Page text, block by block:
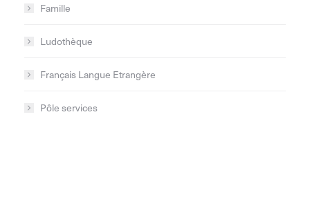
Famille
Ludothèque
Français Langue Etrangère
Pôle services